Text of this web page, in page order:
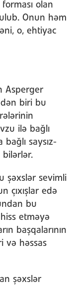
olan
Onun həm
o, ehtiyac
Asperger
biri bu
ilə bağlı
saysız-
bilərlər.
şəxslər sevimli
çıxışlar edə
bu
hiss etməyə
başqalarının
və həssas
şəxslər